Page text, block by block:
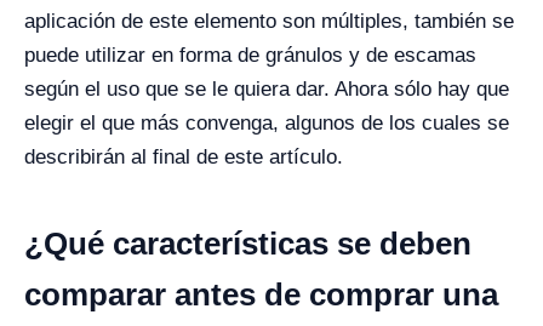
aplicación de este elemento son múltiples, también se
puede utilizar en forma de gránulos y de escamas
según el uso que se le quiera dar. Ahora sólo hay que
elegir el que más convenga, algunos de los cuales se
describirán al final de este artículo.
¿Qué características se deben
comparar antes de comprar una